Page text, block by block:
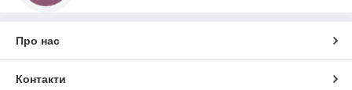
Про нас
Контакти